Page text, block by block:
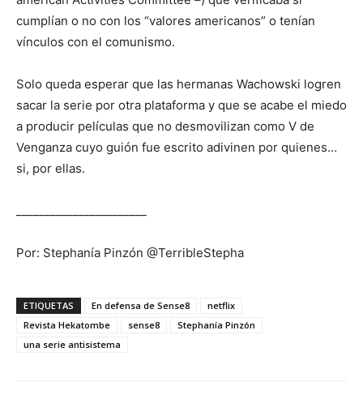
cumplían o no con los “valores americanos” o tenían
vínculos con el comunismo.
Solo queda esperar que las hermanas Wachowski logren
sacar la serie por otra plataforma y que se acabe el miedo
a producir películas que no desmovilizan como V de
Venganza cuyo guión fue escrito adivinen por quienes…
si, por ellas.
Por: Stephanía Pinzón @TerribleStepha
ETIQUETAS En defensa de Sense8
netflix
Revista Hekatombe
sense8
Stephanía Pinzón
una serie antisistema